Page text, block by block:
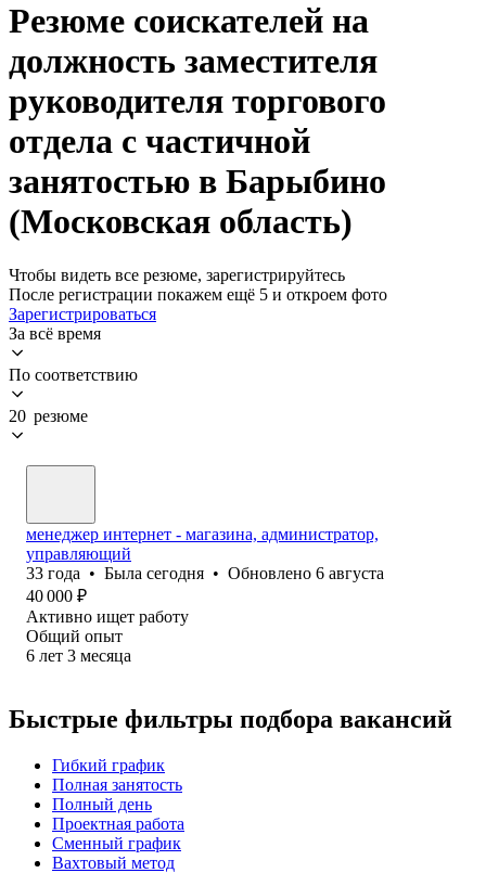
Резюме соискателей на
должность заместителя
руководителя торгового
отдела с частичной
занятостью в Барыбино
(Московская область)
Чтобы видеть все резюме, зарегистрируйтесь
После регистрации покажем ещё 5 и откроем фото
Зарегистрироваться
За всё время
По соответствию
20 резюме
менеджер интернет - магазина, администратор,
управляющий
33 года • Была сегодня • Обновлено 6 августа
40 000 ₽
Активно ищет работу
Общий опыт
6 лет 3 месяца
Быстрые фильтры подбора вакансий
Гибкий график
Полная занятость
Полный день
Проектная работа
Сменный график
Вахтовый метод